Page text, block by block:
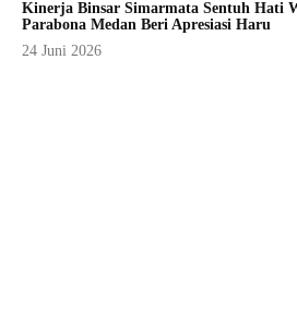
Kinerja Binsar Simarmata Sentuh Hati
Parabona Medan Beri Apresiasi Haru
24 Juni 2026